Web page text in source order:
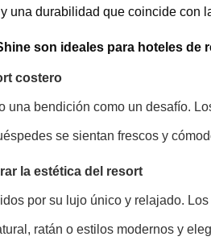
una durabilidad que coincide con
son ideales para hoteles de
costero
una bendición como un desafío.
se sientan frescos y
la estética del resort
por su lujo único y relajado.
ratán o estilos modernos y